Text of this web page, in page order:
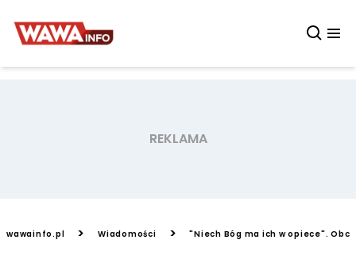
wawainfo.pl > Wiadomości > "Niech Bóg ma ich w opiece".